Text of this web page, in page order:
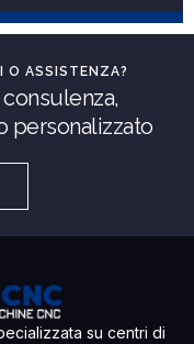
O ASSISTENZA?
personalizzato
su centri di